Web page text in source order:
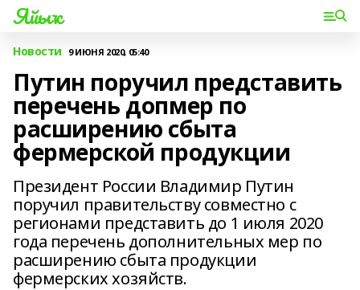
Яйыҡ
Новости 9 ИЮНЯ 2020, 05:40
Путин поручил представить
перечень допмер по
расширению сбыта
фермерской продукции
Президент России Владимир Путин
поручил правительству совместно с
регионами представить до 1 июля 2020
года перечень дополнительных мер по
расширению сбыта продукции
фермерских хозяйств.